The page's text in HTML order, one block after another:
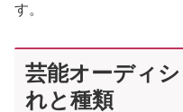
す。
芸能オーディ
れと種類